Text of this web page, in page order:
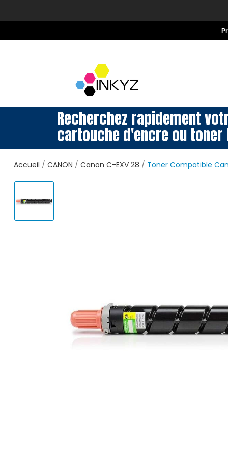
Recherchez rapidement
cartouche d'encre ou toner
Accueil CANON Canon C-EXV 28 Toner Compatible